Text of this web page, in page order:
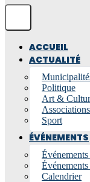
ACCUEIL
ACTUALITÉ
Politique
Art &
Associations
Sport
ÉVÉNEMENTS
Événements
Calendrier